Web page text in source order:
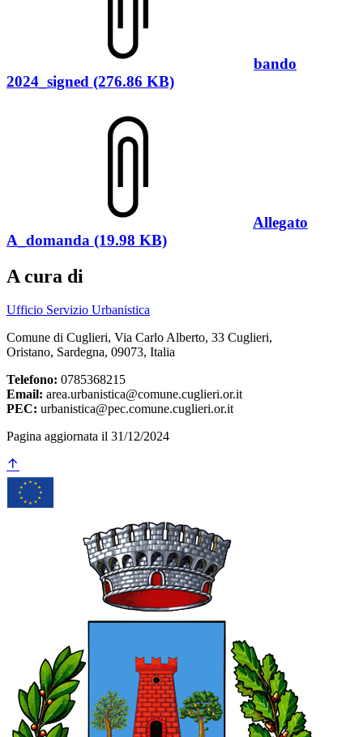
bando
2024_signed (276.86 KB)
Allegato
A_domanda (19.98 KB)
A cura di
Ufficio Servizio Urbanistica
Comune di Cuglieri, Via Carlo Alberto, 33 Cuglieri,
Oristano, Sardegna, 09073, Italia
Telefono: 0785368215
Email: area.urbanistica@comune.cuglieri.or.it
PEC: urbanistica@pec.comune.cuglieri.or.it
Pagina aggiornata il 31/12/2024